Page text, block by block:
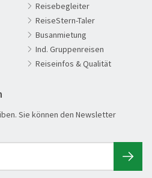
& Silvesterreisen
Reisebegleiter
ReiseStern-Taler
Busanmietung
Ind. Gruppenreisen
Reiseinfos & Qualität
Sie können den Newsletter